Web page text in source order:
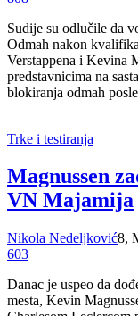
Sudije su odlučile da
Odmah nakon
Verstappena i Kevina
predstavnicima na
blokiranja odmah
Trke i testiranja
Magnussen
VN Majamija
Nikola Nedeljković8,
603
Danac je uspeo da
mesta, Kevin